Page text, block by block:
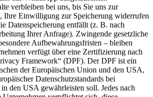
verbleiben bei uns, bis Sie uns zur
Ihre Einwilligung zur Speicherung widerrufen
Datenspeicherung entfällt (z. B. nach
Ihrer Anfrage). Zwingende gesetzliche
Aufbewahrungsfristen – bleiben
verfügt über eine Zertifizierung nach
Framework“ (DPF). Der DPF ist ein
der Europäischen Union und den USA,
Datenschutzstandards bei
den USA gewährleisten soll. Jedes nach